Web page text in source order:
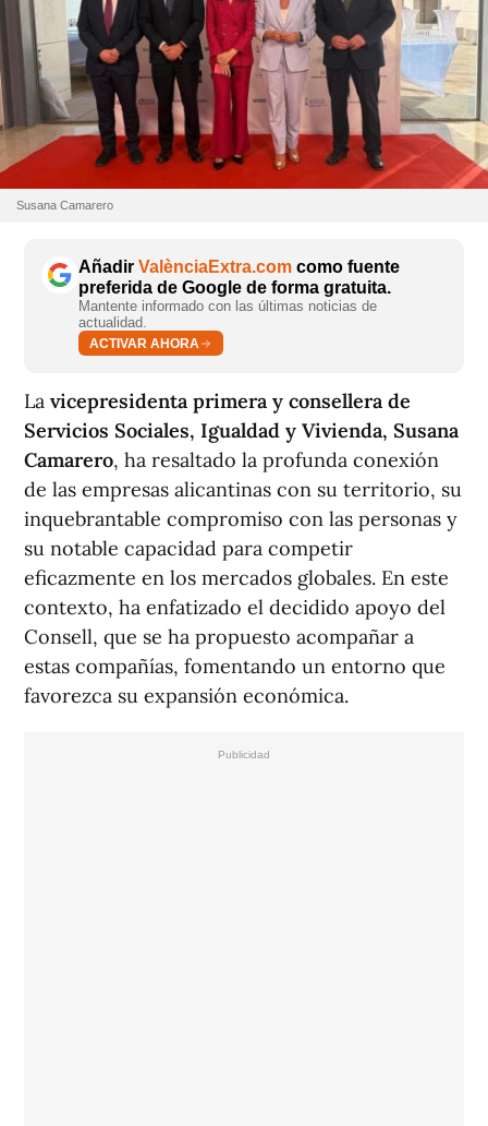
Susana Camarero
Añadir ValènciaExtra.com como fuente
preferida de Google de forma gratuita.
Mantente informado con las últimas noticias de
actualidad.
ACTIVAR AHORA
La vicepresidenta primera y consellera de
Servicios Sociales, Igualdad y Vivienda, Susana
Camarero, ha resaltado la profunda conexión
de las empresas alicantinas con su territorio, su
inquebrantable compromiso con las personas y
su notable capacidad para competir
eficazmente en los mercados globales. En este
contexto, ha enfatizado el decidido apoyo del
Consell, que se ha propuesto acompañar a
estas compañías, fomentando un entorno que
favorezca su expansión económica.